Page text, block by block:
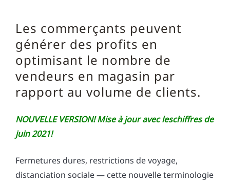
Les commerçants peuvent
générer des profits en
optimisant le nombre de
vendeurs en magasin par
rapport au volume de clients.
NOUVELLE VERSION! Mise à jour avec leschiffres de
juin 2021!
Fermetures dures, restrictions de voyage,
distanciation sociale — cette nouvelle terminologie